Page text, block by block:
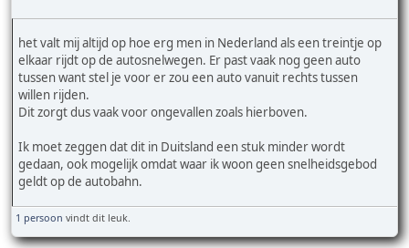
het valt mij altijd op hoe erg men in Nederland als een treintje op
elkaar rijdt op de autosnelwegen. Er past vaak nog geen auto
tussen want stel je voor er zou een auto vanuit rechts tussen
willen rijden.
Dit zorgt dus vaak voor ongevallen zoals hierboven.
Ik moet zeggen dat dit in Duitsland een stuk minder wordt
gedaan, ook mogelijk omdat waar ik woon geen snelheidsgebod
geldt op de autobahn.
1 persoon vindt dit leuk.